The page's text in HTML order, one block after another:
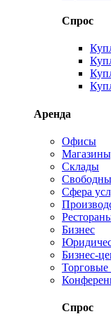
Спрос
Аренда
Офисы
Склады
Сфера
Бизнес
Бизнес-
Спрос